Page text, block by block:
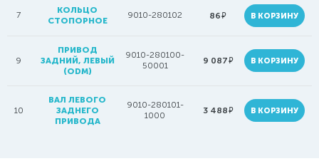
7
КОЛЬЦО
СТОПОРНОЕ
9010-280102 86руб. В КОРЗИНУ
9
ПРИВОД
ЗАДНИЙ, ЛЕВЫЙ
(ODM)
9010-280100-
50001
9 087руб. В КОРЗИНУ
10
ВАЛ ЛЕВОГО
ЗАДНЕГО
ПРИВОДА
9010-280101-
1000
3 488руб. В КОРЗИНУ